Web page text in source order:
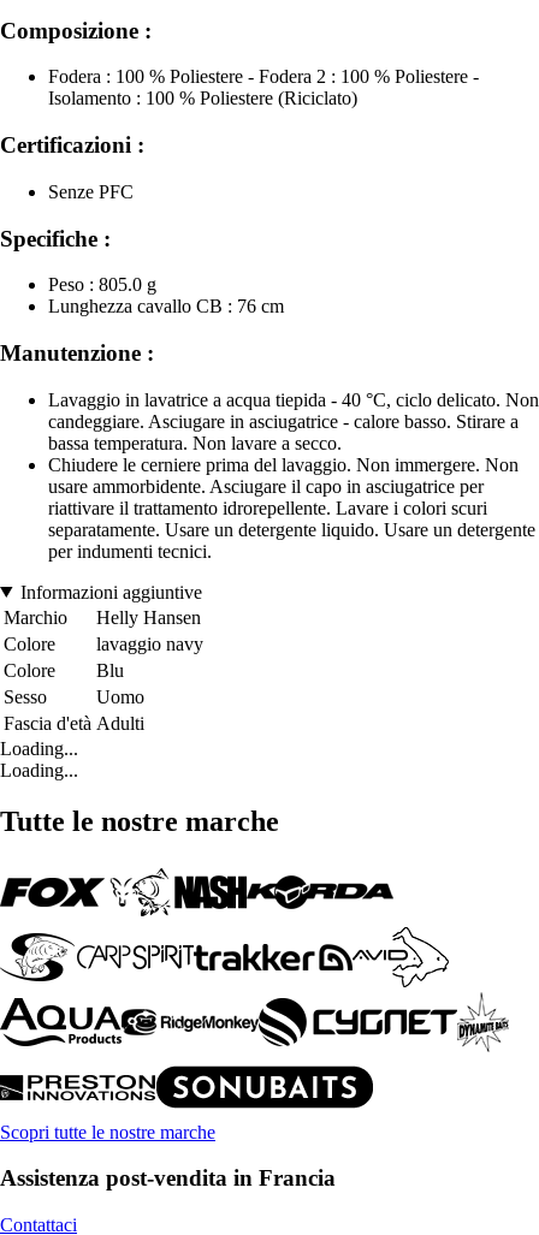
Composizione :
Fodera : 100 % Poliestere - Fodera 2 : 100 % Poliestere -
Isolamento : 100 % Poliestere (Riciclato)
Certificazioni :
Senze PFC
Specifiche :
Peso : 805.0 g
Lunghezza cavallo CB : 76 cm
Manutenzione :
Lavaggio in lavatrice a acqua tiepida - 40 °C, ciclo delicato. Non
candeggiare. Asciugare in asciugatrice - calore basso. Stirare a
bassa temperatura. Non lavare a secco.
Chiudere le cerniere prima del lavaggio. Non immergere. Non
usare ammorbidente. Asciugare il capo in asciugatrice per
riattivare il trattamento idrorepellente. Lavare i colori scuri
separatamente. Usare un detergente liquido. Usare un detergente
per indumenti tecnici.
Informazioni aggiuntive
Marchio
Helly Hansen
Colore
lavaggio navy
Colore
Blu
Sesso
Uomo
Fascia d'età Adulti
Loading...
Loading...
Tutte le nostre marche
Scopri tutte le nostre marche
Assistenza post-vendita in Francia
Contattaci